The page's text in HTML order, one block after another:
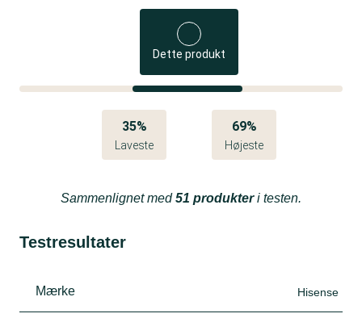
Dette produkt
35%
Laveste
69%
Højeste
Sammenlignet med51 produkteri testen.
Testresultater
Mærke Hisense